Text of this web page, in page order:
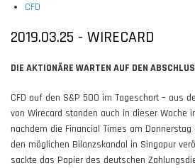
CFD
2019.03.25 - WIRECARD
DIE AKTIONÄRE WARTEN AUF DEN
CFD auf den S&P 500 im Tageschart – aus
von Wirecard standen auch in dieser Woche
nachdem die Financial Times am
den möglichen Bilanzskandal in Singapur
sackte das Papier des deutschen